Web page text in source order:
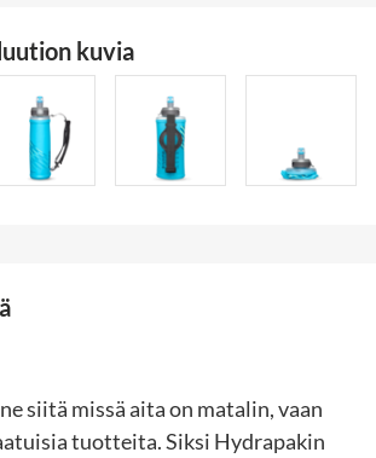
kuvia
siitä missä aita on matalin, vaan
tuotteita. Siksi Hydrapakin